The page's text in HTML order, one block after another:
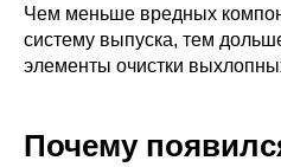
Чем меньше вредных
систему выпуска, тем
элементы очистки
Почему